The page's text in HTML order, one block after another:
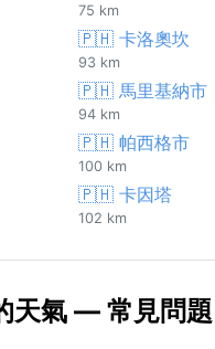
75 km
🇵🇭 卡洛奧坎
93 km
🇵🇭 馬里基納市
94 km
🇵🇭 帕西格市
100 km
🇵🇭 卡因塔
102 km
天氣 — 常見問題